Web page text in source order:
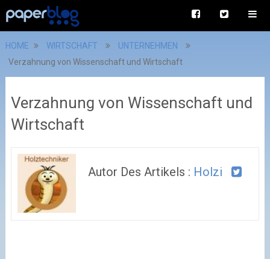
HOME WIRTSCHAFT
UNTERNEHMEN
Verzahnung von Wissenschaft und Wirtschaft
Verzahnung von Wissenschaft und
Wirtschaft
Autor Des Artikels : Holzi